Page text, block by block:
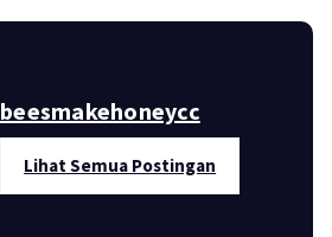
beesmakehoneycc
Lihat Semua Postingan